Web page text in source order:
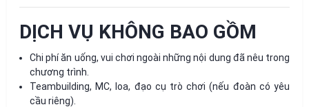
DỊCH VỤ KHÔNG BAO GỒM
Chi phí ăn uống, vui chơi ngoài những nội dung đã nêu trong
chương trình.
Teambuilding, MC, loa, đạo cụ trò chơi (nếu đoàn có yêu
cầu riêng).